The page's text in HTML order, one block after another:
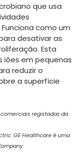
que usa
como um
desativar as
Esta
iões em pequenas
reduzir o
a superfície
registadas da
GE Healthcare é uma